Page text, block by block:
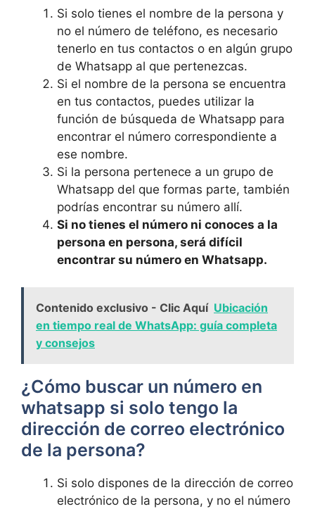
Si solo ‍tienes‌ el nombre de la persona y
no el número de teléfono, es necesario
tenerlo en tus contactos o en algún grupo
de Whatsapp al ⁣que pertenezcas.
Si el nombre de ⁤la persona⁣ se encuentra
en tus contactos, puedes utilizar la
función de búsqueda de ‍Whatsapp‌ para
‍encontrar el número‍ correspondiente⁢ a
ese nombre.
Si⁣ la persona pertenece a un grupo​ de
Whatsapp del que formas⁢ parte, también
podrías encontrar su número‌ allí.
Si no tienes el número ⁢ni conoces a la
persona⁣ en persona, será difícil
encontrar su número en Whatsapp.
Contenido exclusivo - Clic Aquí Ubicación
en tiempo real de WhatsApp: guía completa
y consejos
¿Cómo buscar un número en
whatsapp si solo ⁣tengo la
dirección de correo electrónico
de la persona?
Si solo dispones ⁤de la dirección de correo
electrónico de la persona, ⁤y⁣ no el número